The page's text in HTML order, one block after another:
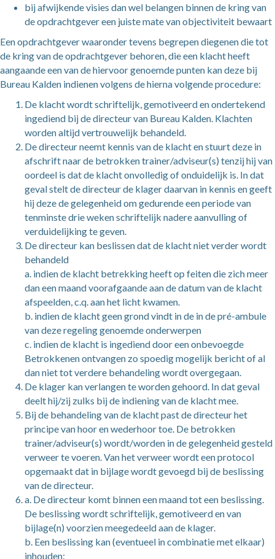
bij afwijkende visies dan wel belangen binnen de kring van
de opdrachtgever een juiste mate van objectiviteit bewaart
Een opdrachtgever waaronder tevens begrepen diegenen die tot
de kring van de opdrachtgever behoren, die een klacht heeft
aangaande een van de hiervoor genoemde punten kan deze bij
Bureau Kalden indienen volgens de hierna volgende procedure:
De klacht wordt schriftelijk, gemotiveerd en ondertekend
ingediend bij de directeur van Bureau Kalden. Klachten
worden altijd vertrouwelijk behandeld.
De directeur neemt kennis van de klacht en stuurt deze in
afschrift naar de betrokken trainer/adviseur(s) tenzij hij van
oordeel is dat de klacht onvolledig of onduidelijk is. In dat
geval stelt de directeur de klager daarvan in kennis en geeft
hij deze de gelegenheid om gedurende een periode van
tenminste drie weken schriftelijk nadere aanvulling of
verduidelijking te geven.
De directeur kan beslissen dat de klacht niet verder wordt
behandeld
a. indien de klacht betrekking heeft op feiten die zich meer
dan een maand voorafgaande aan de datum van de klacht
afspeelden, c.q. aan het licht kwamen.
b. indien de klacht geen grond vindt in de in de pré-ambule
van deze regeling genoemde onderwerpen
c. indien de klacht is ingediend door een onbevoegde
Betrokkenen ontvangen zo spoedig mogelijk bericht of al
dan niet tot verdere behandeling wordt overgegaan.
De klager kan verlangen te worden gehoord. In dat geval
deelt hij/zij zulks bij de indiening van de klacht mee.
Bij de behandeling van de klacht past de directeur het
principe van hoor en wederhoor toe. De betrokken
trainer/adviseur(s) wordt/worden in de gelegenheid gesteld
verweer te voeren. Van het verweer wordt een protocol
opgemaakt dat in bijlage wordt gevoegd bij de beslissing
van de directeur.
a. De directeur komt binnen een maand tot een beslissing.
De beslissing wordt schriftelijk, gemotiveerd en van
bijlage(n) voorzien meegedeeld aan de klager.
b. Een beslissing kan (eventueel in combinatie met elkaar)
inhouden: